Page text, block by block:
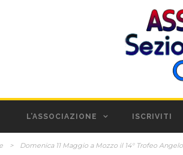
L’ASSOCIAZIONE ISCRIVITI
> Domenica 11 Maggio a Mozzo il 14° Trofeo